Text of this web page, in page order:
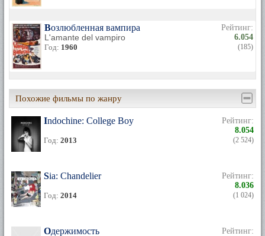
Возлюбленная вампира
L'amante del vampiro
Год: 1960
Рейтинг:
6.054
(185)
Похожие фильмы по жанру
Indochine: College Boy
Год: 2013
Рейтинг:
8.054
(2 524)
Sia: Chandelier
Год: 2014
Рейтинг:
8.036
(1 024)
Одержимость
Рейтинг: